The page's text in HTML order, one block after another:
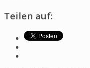
Teilen auf: